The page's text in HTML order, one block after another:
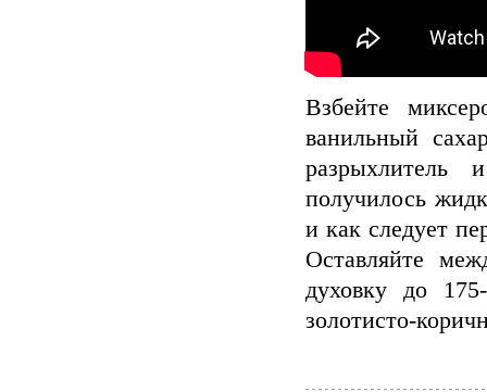
Взбейте
ванильный
получилось
и как следует
Оставляйте
духовку до
золотисто-